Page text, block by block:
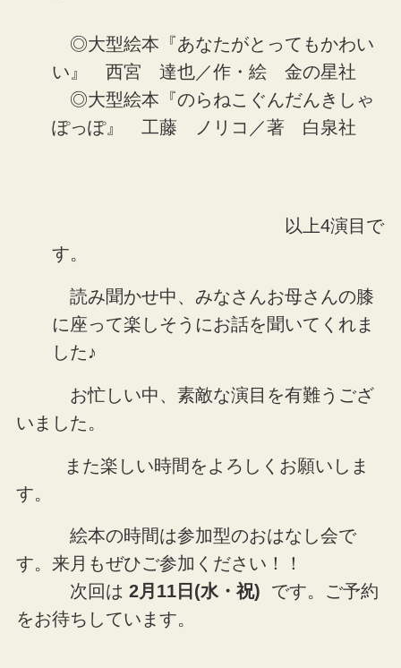
◎大型絵本『あなたがとってもかわい
い』 西宮 達也／作・絵 金の星社
◎大型絵本『のらねこぐんだんきしゃ
ぽっぽ』 工藤 ノリコ／著 白泉社
以上4演目で
す。
読み聞かせ中、みなさんお母さんの膝
に座って楽しそうにお話を聞いてくれま
した♪
お忙しい中、素敵な演目を有難うござ
いました。
また楽しい時間をよろしくお願いしま
す。
絵本の時間は参加型のおはなし会で
す。来月もぜひご参加ください！！
次回は 2月11日(水・祝)
です。ご予約
をお待ちしています。